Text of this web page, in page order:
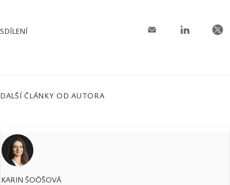
SDÍLENÍ
DALŠÍ ČLÁNKY OD AUTORA
KARIN ŠOÓŠOVÁ